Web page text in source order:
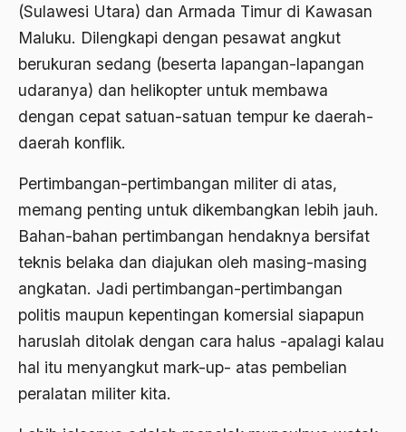
(Sulawesi Utara) dan Armada Timur di Kawasan
Maluku. Dilengkapi dengan pesawat angkut
berukuran sedang (beserta lapangan-lapangan
udaranya) dan helikopter untuk membawa
dengan cepat satuan-satuan tempur ke daerah-
daerah konflik.
Pertimbangan-pertimbangan militer di atas,
memang penting untuk dikembangkan lebih jauh.
Bahan-bahan pertimbangan hendaknya bersifat
teknis belaka dan diajukan oleh masing-masing
angkatan. Jadi pertimbangan-pertimbangan
politis maupun kepentingan komersial siapapun
haruslah ditolak dengan cara halus -apalagi kalau
hal itu menyangkut mark-up- atas pembelian
peralatan militer kita.
Al-Ikhwanu Al-Muslimun
Al-Ikhwanul Muslimin
al-Khalil Ibnu Ahmad al-Farahidi
Al-qua'an dan Hadist
al-quran
Alexander Solzhenitsyin
Ali Khomeini
Ali Murtopo
Ali Shariati
Ali Sidikin